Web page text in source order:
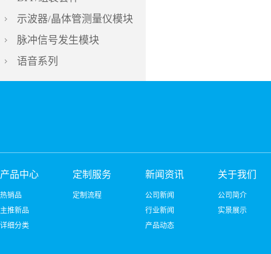
示波器/晶体管测量仪模块
脉冲信号发生模块
语音系列
产品中心
热销品
主推新品
详细分类
定制服务
定制流程
新闻资讯
公司新闻
行业新闻
产品动态
关于我们
公司简介
实景展示